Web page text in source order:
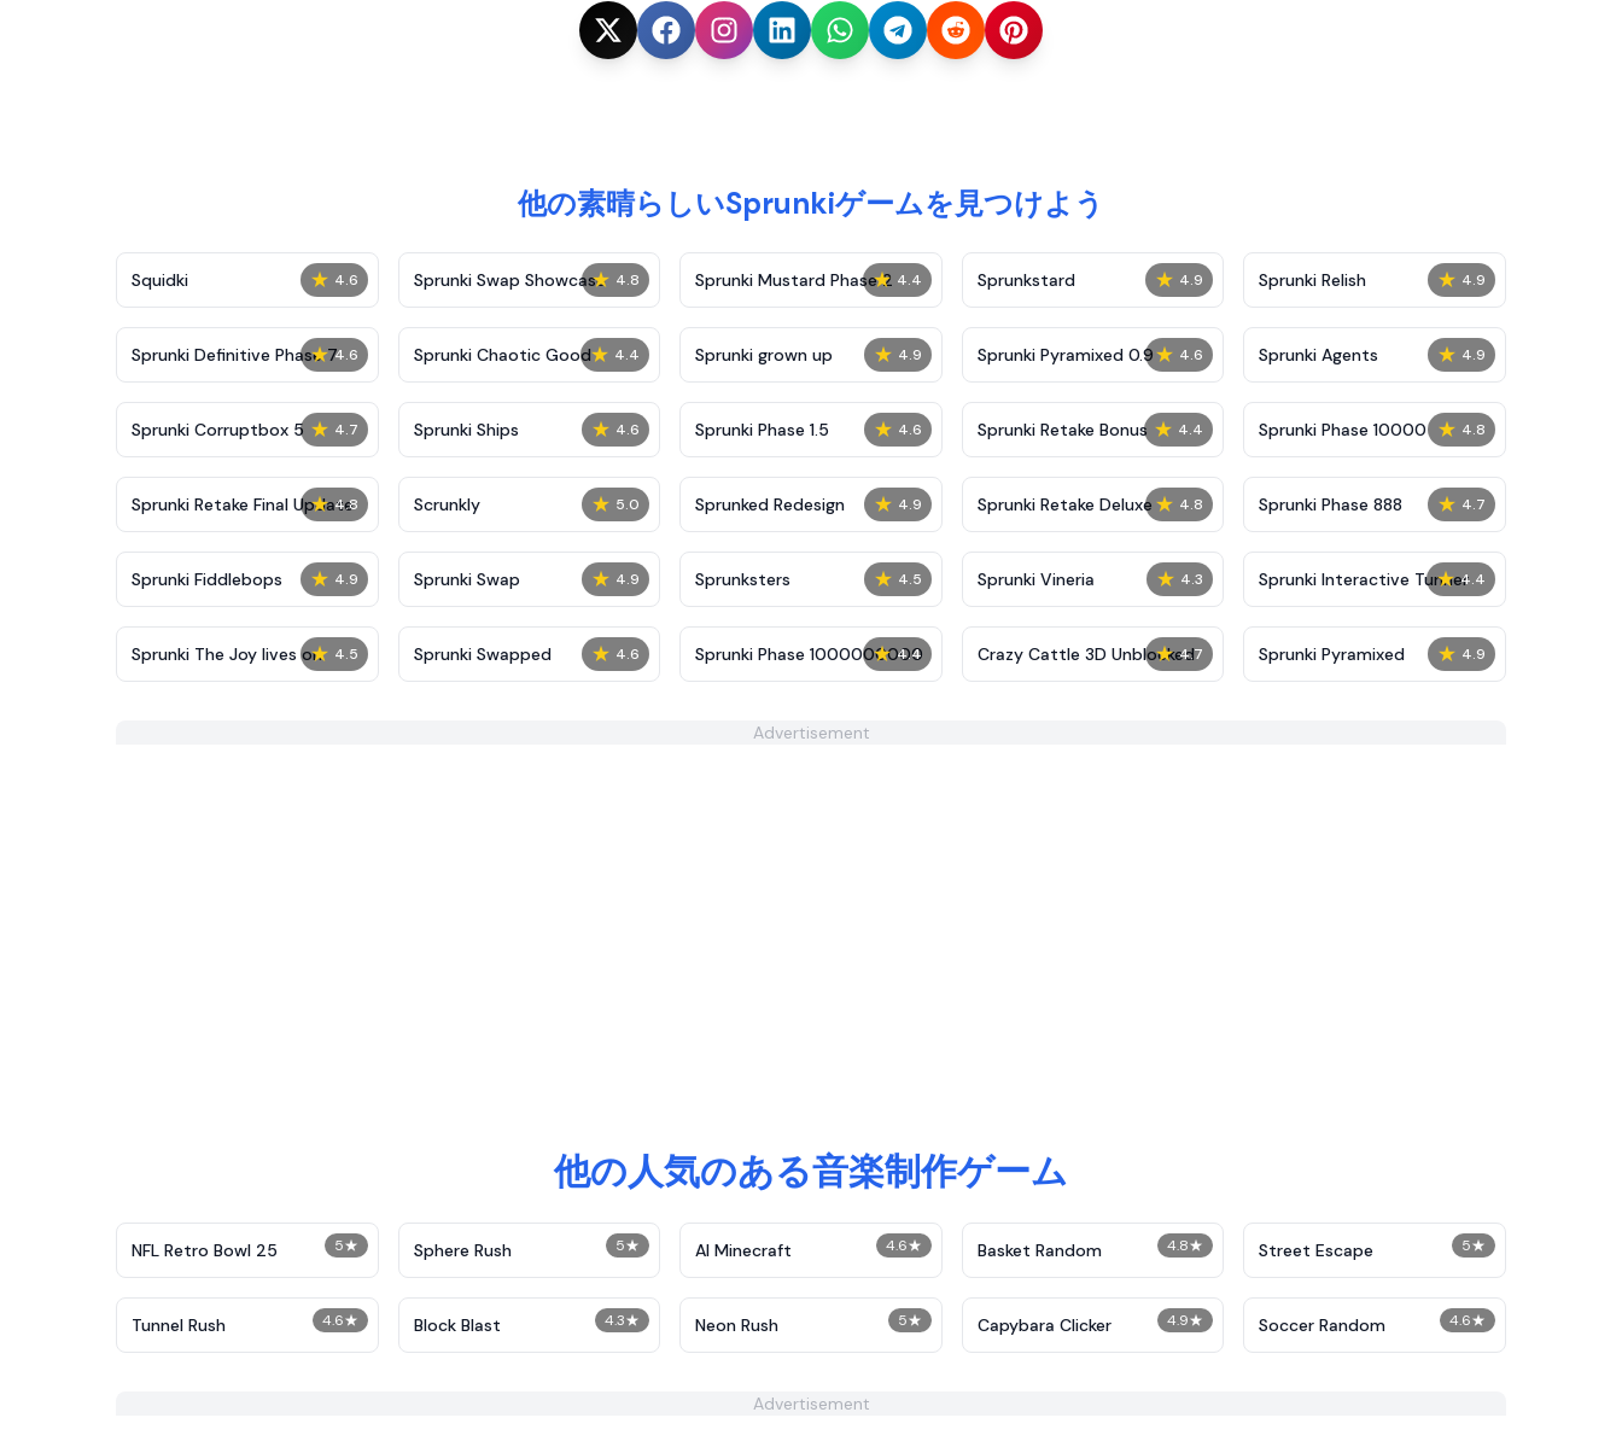
他の素晴らしいSprunkiゲームを見つけよう
★ 4.6
Squidki ★ 4.8
Sprunki Swap Showcase ★ 4.4
Sprunki Mustard Phase 2 ★ 4.9
Sprunkstard ★ 4.9
Sprunki Relish
★ 4.6
Sprunki Definitive Phase 7 ★ 4.4
Sprunki Chaotic Good ★ 4.9
Sprunki grown up ★ 4.6
Sprunki Pyramixed 0.9 ★ 4.9
Sprunki Agents
★ 4.7
Sprunki Corruptbox 5 ★ 4.6
Sprunki Ships ★ 4.6
Sprunki Phase 1.5 ★ 4.4
Sprunki Retake Bonus ★ 4.8
Sprunki Phase 10000
★ 4.8
Sprunki Retake Final Update ★ 5.0
Scrunkly ★ 4.9
Sprunked Redesign ★ 4.8
Sprunki Retake Deluxe ★ 4.7
Sprunki Phase 888
★ 4.9
Sprunki Fiddlebops ★ 4.9
Sprunki Swap ★ 4.5
Sprunksters ★ 4.3
Sprunki Vineria ★ 4.4
Sprunki Interactive Tunner
★ 4.5
Sprunki The Joy lives on ★ 4.6
Sprunki Swapped ★ 4.4
Sprunki Phase 1000000000 ★ 4.7
Crazy Cattle 3D Unblocked ★ 4.9
Sprunki Pyramixed
Advertisement
他の人気のある音楽制作ゲーム
5★
NFL Retro Bowl 25 5★
Sphere Rush 4.6★
AI Minecraft 4.8★
Basket Random 5★
Street Escape
4.6★
Tunnel Rush 4.3★
Block Blast 5★
Neon Rush 4.9★
Capybara Clicker 4.6★
Soccer Random
Advertisement